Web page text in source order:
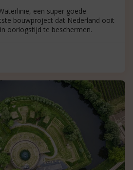
een super goede
bouwproject dat Nederland ooit
oorlogstijd te beschermen.